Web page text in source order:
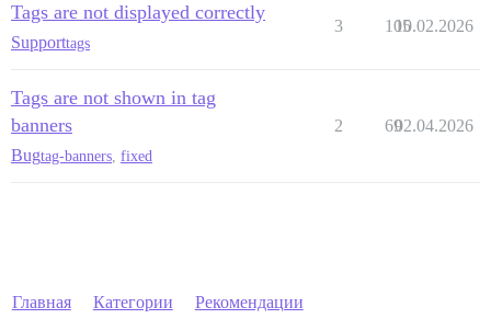
Tags are not displayed correctly
Supporttags
3 105
10.02.2026
Tags are not shown in tag
banners
Bugtag-banners fixed
2 6902.04.2026
Главная Категории Рекомендации